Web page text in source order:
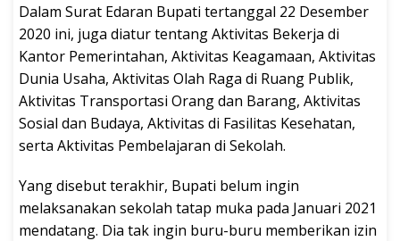
Dalam Surat Edaran Bupati tertanggal 22 Desember
2020 ini, juga diatur tentang Aktivitas Bekerja di
Kantor Pemerintahan, Aktivitas Keagamaan, Aktivitas
Dunia Usaha, Aktivitas Olah Raga di Ruang Publik,
Aktivitas Transportasi Orang dan Barang, Aktivitas
Sosial dan Budaya, Aktivitas di Fasilitas Kesehatan,
serta Aktivitas Pembelajaran di Sekolah.
Yang disebut terakhir, Bupati belum ingin
melaksanakan sekolah tatap muka pada Januari 2021
mendatang. Dia tak ingin buru-buru memberikan izin